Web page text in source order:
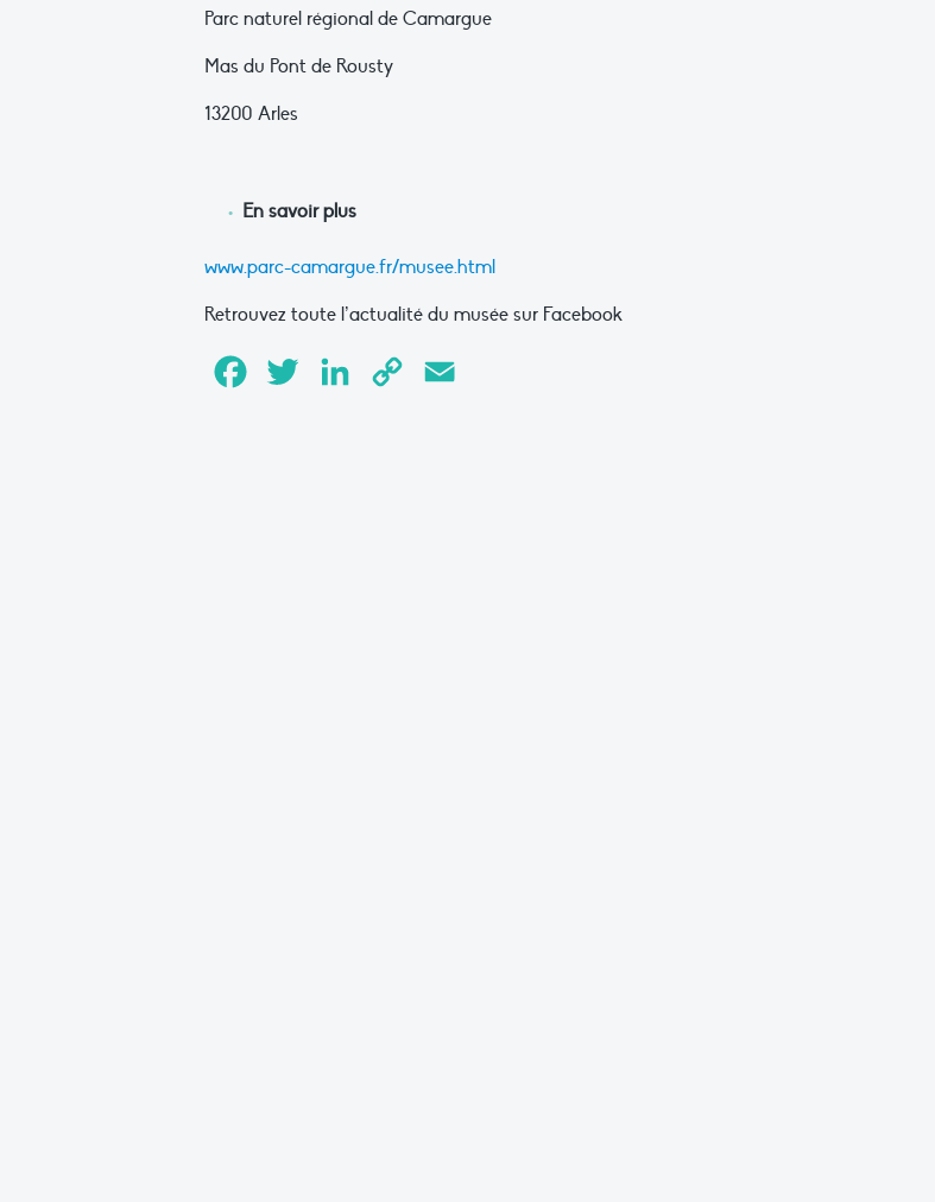
Parc naturel régional de Camargue
Mas du Pont de Rousty
13200 Arles
En savoir plus
www.parc-camargue.fr/musee.html
Retrouvez toute l’actualité du musée sur Facebook
FacebookTwitter LinkedInCopy